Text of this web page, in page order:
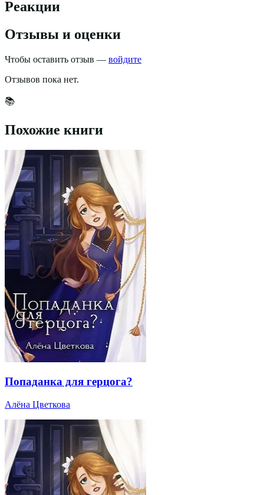
Реакции
Отзывы и оценки
Чтобы оставить отзыв — войдите
Отзывов пока нет.
📚
Похожие книги
Попаданка для герцога?
Алёна Цветкова